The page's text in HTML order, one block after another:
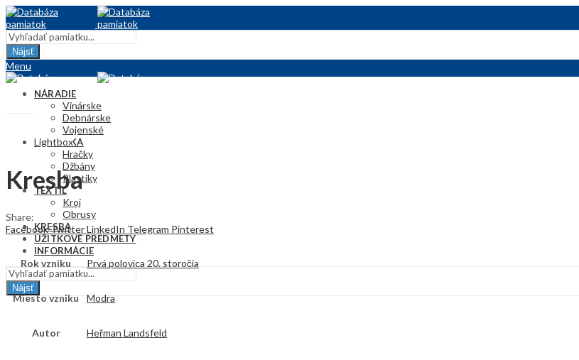
Nájsť
Menu
NÁRADIE
Vinárske
Debnárske
Vojenské
KERAMIKA
Hračky
Džbány
Plastiky
TEXTIL
Kroj
Obrusy
KRESBA
ÚŽITKOVÉ PREDMETY
INFORMÁCIE
Nájsť
Lightbox
Kresba
Share:
FacebookTwitterLinkedIn Telegram Pinterest
Rok vzniku Prvá polovica 20. storočia
Miesto vzniku Modra
Autor Heřman Landsfeld